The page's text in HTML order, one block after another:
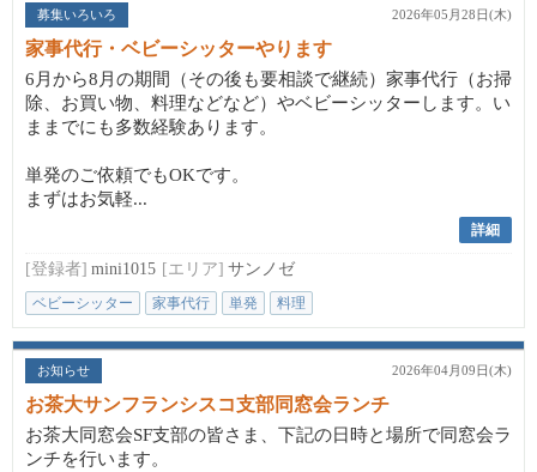
募集いろいろ 2026年05月28日(木)
家事代行・ベビーシッターやります
6月から8月の期間（その後も要相談で継続）家事代行（お掃
除、お買い物、料理などなど）やベビーシッターします。い
ままでにも多数経験あります。
単発のご依頼でもOKです。
まずはお気軽...
詳細
[登録者] mini1015 [エリア] サンノゼ
ベビーシッター 家事代行 単発 料理
お知らせ 2026年04月09日(木)
お茶大サンフランシスコ支部同窓会ランチ
お茶大同窓会SF支部の皆さま、下記の日時と場所で同窓会ラ
ンチを行います。